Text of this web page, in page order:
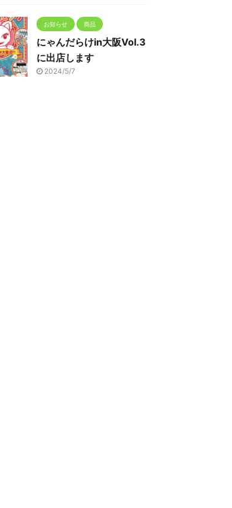
お知らせ 商品
にゃんだらけin大阪Vol.3
に出店します
2024/5/7